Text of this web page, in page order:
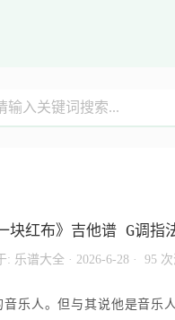
块红布》吉他谱 G调指
: 乐谱大全· 2026-6-28 · 95
乐人。但与其说他是音乐